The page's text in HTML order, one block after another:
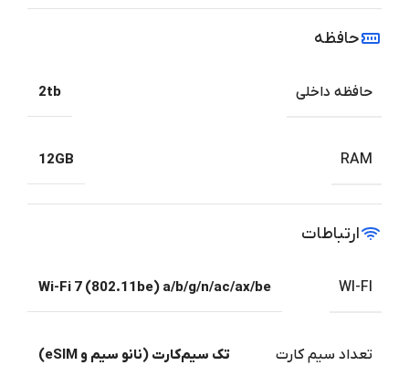
حافظه
حافظه داخلی 2tb
RAM
12GB
ارتباطات
WI-FI
Wi-Fi 7 (802.11be) a/b/g/n/ac/ax/be
تعداد سیم کارت تک سیم‌کارت (نانو سیم و eSIM)